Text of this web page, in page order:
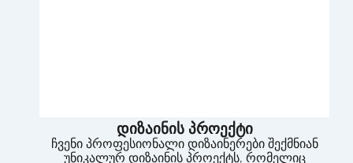
დიზაინის პროექტი
ჩვენი პროფესიონალი დიზაინერები შექმნიან
უნიკალურ დიზაინის პროექტს, რომელიც